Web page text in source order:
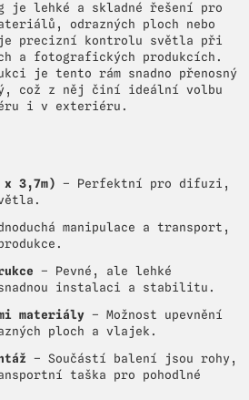
je lehké a skladné řešení pro
odrazných ploch nebo
precizní kontrolu světla při
a fotografických produkcích.
je tento rám snadno přenosný
což z něj činí ideální volbu
i v exteriéru.
x 3,7m) – Perfektní pro difuzi,
manipulace a transport,
– Pevné, ale lehké
instalaci a stabilitu.
materiály – Možnost upevnění
ploch a vlajek.
– Součástí balení jsou rohy,
taška pro pohodlné